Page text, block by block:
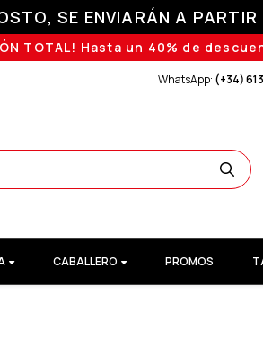
SE ENVIARÁN A PARTIR
TOTAL! Hasta un 40% de
WhatsApp: (+34)
CABALLERO PROMOS